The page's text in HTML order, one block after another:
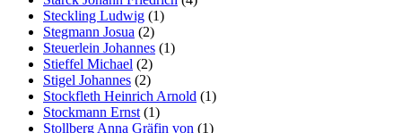
Steckling Ludwig (1)
Stegmann Josua (2)
Steuerlein Johannes (1)
Stieffel Michael (2)
Stigel Johannes (2)
Stockfleth Heinrich Arnold (1)
Stockmann Ernst (1)
Stollberg Anna Gräfin von (1)